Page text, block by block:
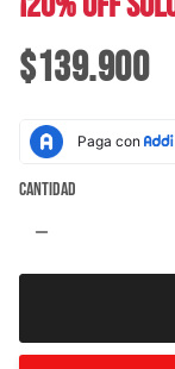
$139.900
Cantidad
remove